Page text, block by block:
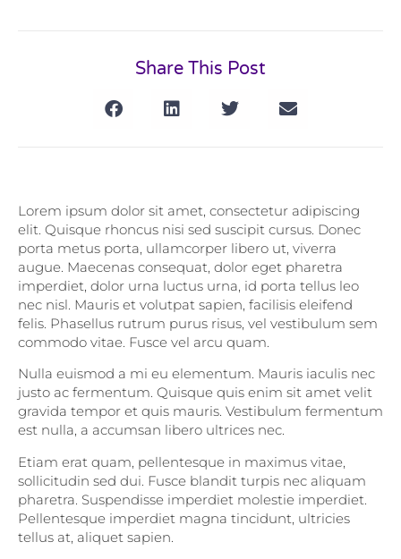
Share This Post
Lorem ipsum dolor sit amet, consectetur adipiscing
elit. Quisque rhoncus nisi sed suscipit cursus. Donec
porta metus porta, ullamcorper libero ut, viverra
augue. Maecenas consequat, dolor eget pharetra
imperdiet, dolor urna luctus urna, id porta tellus leo
nec nisl. Mauris et volutpat sapien, facilisis eleifend
felis. Phasellus rutrum purus risus, vel vestibulum sem
commodo vitae. Fusce vel arcu quam.
Nulla euismod a mi eu elementum. Mauris iaculis nec
justo ac fermentum. Quisque quis enim sit amet velit
gravida tempor et quis mauris. Vestibulum fermentum
est nulla, a accumsan libero ultrices nec.
Etiam erat quam, pellentesque in maximus vitae,
sollicitudin sed dui. Fusce blandit turpis nec aliquam
pharetra. Suspendisse imperdiet molestie imperdiet.
Pellentesque imperdiet magna tincidunt, ultricies
tellus at, aliquet sapien.